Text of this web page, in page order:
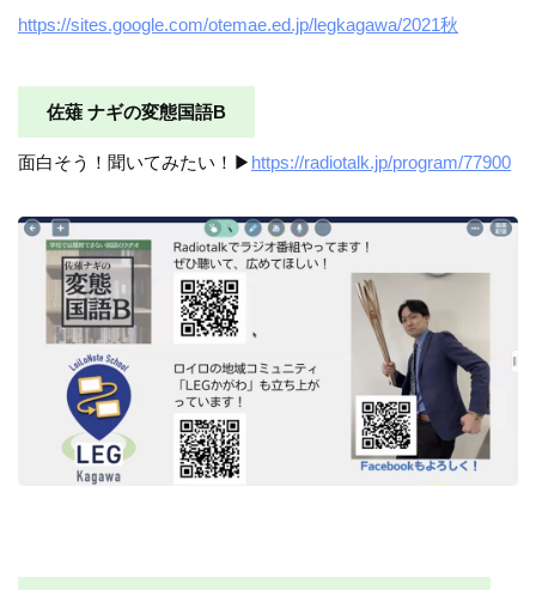
https://sites.google.com/otemae.ed.jp/legkagawa/2021秋
佐薙 ナギの変態国語B
面白そう！聞いてみたい！▶︎ https://radiotalk.jp/program/77900